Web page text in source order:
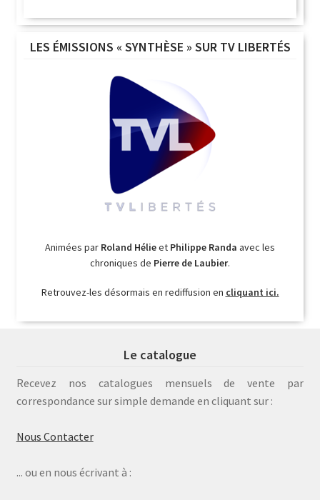
LES ÉMISSIONS « SYNTHÈSE » SUR TV LIBERTÉS
Animées par Roland Hélieet Philippe Randa avec les
chroniques de Pierre de Laubier.
Retrouvez-les désormais en rediffusion en cliquant ici.
Le catalogue
Recevez nos catalogues mensuels de vente par
correspondance sur simple demande en cliquant sur :
Nous Contacter
... ou en nous écrivant à :